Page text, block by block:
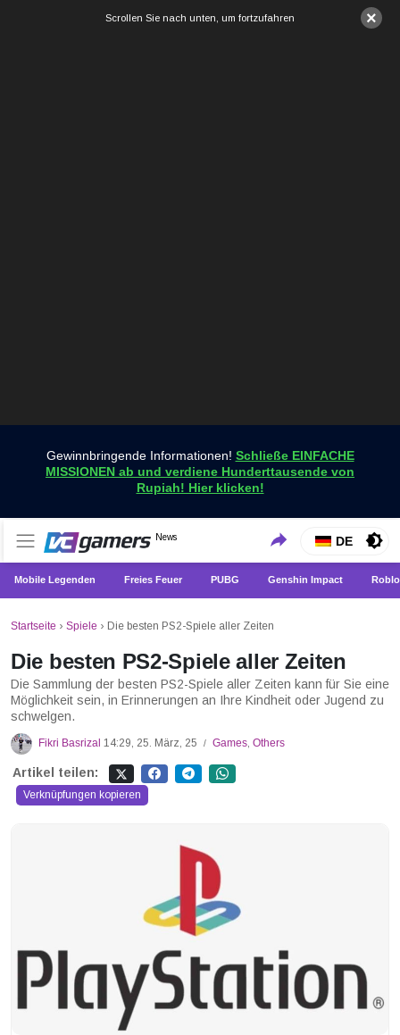
×
Scrollen Sie nach unten, um fortzufahren
Gewinnbringende Informationen! Schließe EINFACHE
MISSIONEN ab und verdiene Hunderttausende von
Rupiah! Hier klicken!
VCGamers-Neuigkeiten
News
Holen Sie sich die neuesten Spielnachrichten nur bei
VCGamers
DE
Mobile Legenden Freies Feuer PUBG Genshin Impact
Startseite › Spiele › Die besten PS2-Spiele aller Zeiten
Die besten PS2-Spiele aller Zeiten
Die Sammlung der besten PS2-Spiele aller Zeiten kann für Sie eine
Möglichkeit sein, in Erinnerungen an Ihre Kindheit oder Jugend zu
schwelgen.
Fikri Basrizal 14:29, 25. März, 25 / Games, Others
Artikel teilen:
Verknüpfungen kopieren